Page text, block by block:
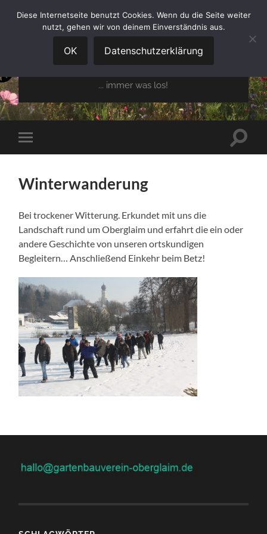
GARTENBAUVEREIN
OBERGLAIM E.V.
... immer was los!
Mobile-
Menü
Winterwanderung
Bei trockener Witterung. Erkundet mit uns die
Landschaft rund um Oberglaim und erfahrt die ein oder
andere Geschichte von unseren ortskundigen
Begleitern… Anschließend Einkehr beim Betz!
Diese Internetseite benutzt Cookies. Wenn du die Seite weiter
nutzt, gehen wir von deinem Einverständnis aus.
OK Datenschutzerklärung